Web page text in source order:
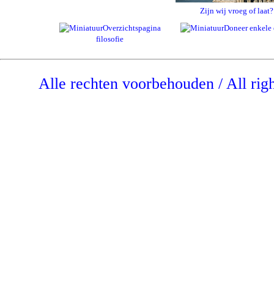
Zijn wij vroeg of laat?
Overzichtspagina
filosofie
Doneer enkele
Alle rechten voorbehouden / All